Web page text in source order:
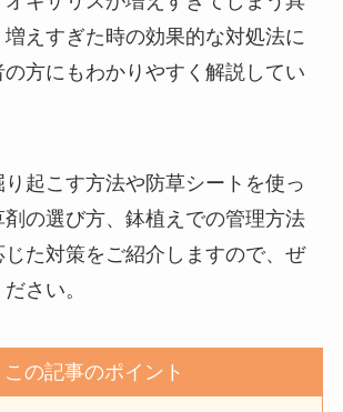
えすぎた時の効果的な対処法に
方にもわかりやすく解説してい
起こす方法や防草シートを使っ
の選び方、鉢植えでの管理方法
た対策をご紹介しますので、ぜ
さい。
この記事のポイント